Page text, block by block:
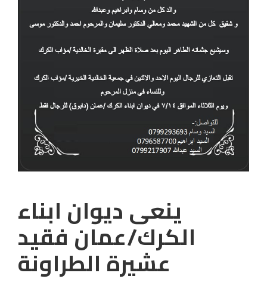
ينعى ديوان ابناء
الكرك/عمان فقيد
عشيرة الطراونة